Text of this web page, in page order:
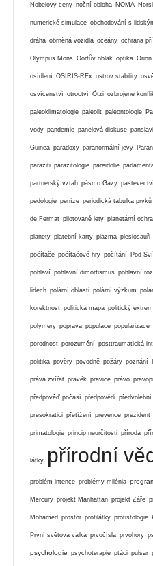
Nobelovy ceny noční obloha NOMA
numerické simulace obchodování s
dráha obrněná vozidla oceány ochrana
Olympus Mons Oortův oblak optika Orion
osídlení OSIRIS-REx ostrov stability
osvícenství otroctví Ötzi ozbrojené
paleoklimatologie paleolit paleontologie
vody pandemie panelová diskuse
Guinea paradoxy paranormální jevy
paraziti parazitologie pareidolie
partnerský vztah pásmo Gazy pastevectví
pedologie peníze periodická tabulka prvků
de Fermat pilotované lety planetární
planety platební karty plazma plesiosauři
počítače počítačové hry počítání Pod
pohlaví pohlavní dimorfismus pohlavní
lidech polární oblasti polární výzkum
korektnost politická mapa politický
polymery poprava populace popularizace
porodnost porozumění posttraumatická
politika pověry povodně požáry poznání
práva zvířat pravěk pravice právo
předpověď počasí předpovědi
presokratici přetížení prevence prezident
primatologie princip neurčitosti příroda
látky přírodní
problém intence problémy milénia
Mercury projekt Manhattan projekt Záře
Mohamed prostor protilátky protistologie
První světová válka prvočísla prvohory
psychologie psychoterapie ptáci pulsar